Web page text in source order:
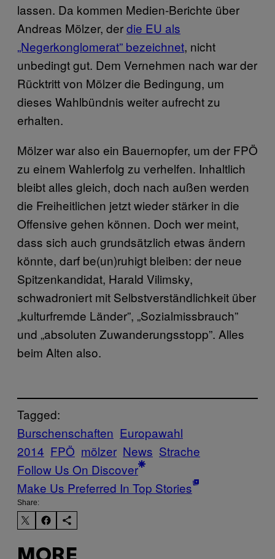
lassen. Da kommen Medien-Berichte über
Andreas Mölzer, derdie EU als
„Negerkonglomerat” bezeichnet, nicht
unbedingt gut. Dem Vernehmen nach war der
Rücktritt von Mölzer die Bedingung, um
dieses Wahlbündnis weiter aufrecht zu
erhalten.
Mölzer war also ein Bauernopfer, um der FPÖ
zu einem Wahlerfolg zu verhelfen. Inhaltlich
bleibt alles gleich, doch nach außen werden
die Freiheitlichen jetzt wieder stärker in die
Offensive gehen können. Doch wer meint,
dass sich auch grundsätzlich etwas ändern
könnte, darf be(un)ruhigt bleiben: der neue
Spitzenkandidat, Harald Vilimsky,
schwadroniert mit Selbstverständlichkeit über
„kulturfremde Länder”, „Sozialmissbrauch”
und „absoluten Zuwanderungsstopp”. Alles
beim Alten also.
Tagged:
Burschenschaften Europawahl
2014 FPÖ mölzer News Strache
Follow Us On Discover
Make Us Preferred In Top Stories
Share: